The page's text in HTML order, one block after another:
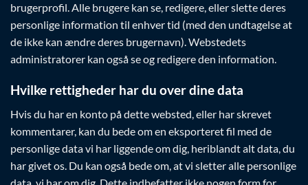
brugerprofil. Alle brugere kan se, redigere, eller slette deres
personlige information til enhver tid (med den undtagelse at
de ikke kan ændre deres brugernavn). Webstedets
administratorer kan også se og redigere den information.
Hvilke rettigheder har du over dine data
Hvis du har en konto på dette websted, eller har skrevet
kommentarer, kan du bede om en eksporteret fil med de
personlige data vi har liggende om dig, heriblandt alt data, du
har givet os. Du kan også bede om, at vi sletter alle personlige
data, vi har om dig. Dette indbefatter ikke nogen form for